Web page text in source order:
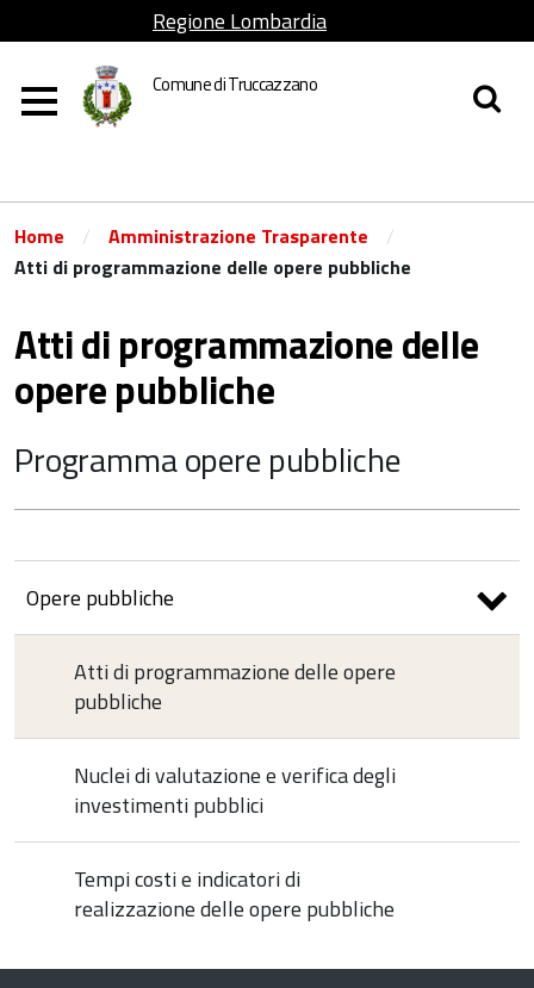
Regione Lombardia
Comune di Truccazzano
Home / Amministrazione Trasparente /
Atti di programmazione delle opere pubbliche
Atti di programmazione delle
opere pubbliche
Programma opere pubbliche
Opere pubbliche
Atti di programmazione delle opere
pubbliche
Nuclei di valutazione e verifica degli
investimenti pubblici
Tempi costi e indicatori di
realizzazione delle opere pubbliche